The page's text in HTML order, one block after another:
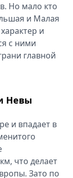
Но мало кто
и Малая
и
с ними
главной
Невы
и впадает в
что делает
Зато по